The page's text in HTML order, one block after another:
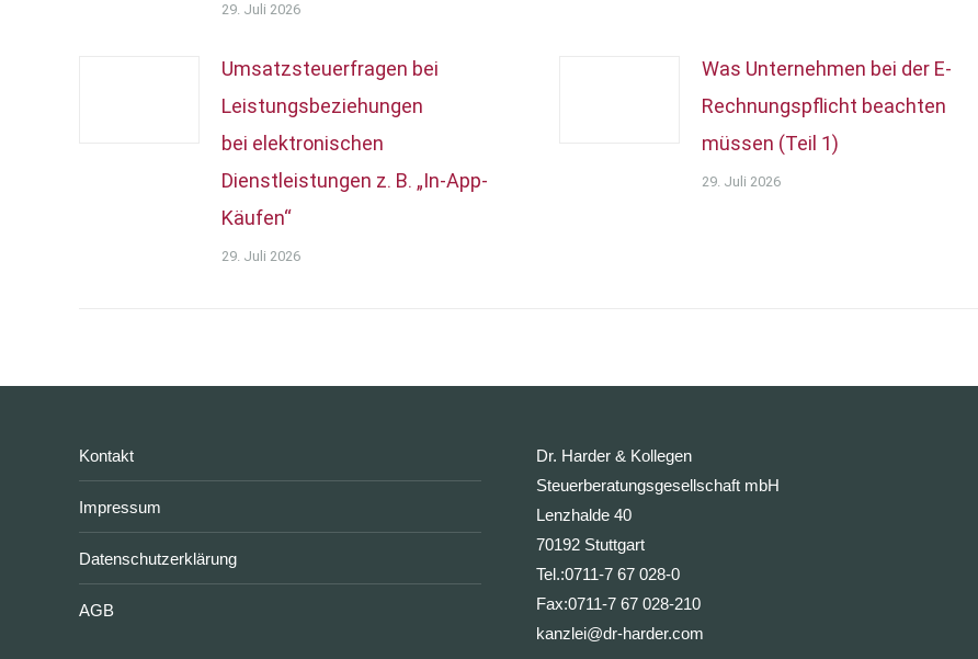
29. Juli 2026
Umsatzsteuerfragen bei
Leistungsbeziehungen
bei elektronischen
Dienstleistungen z. B. „In-App-
Käufen“
29. Juli 2026
Was Unternehmen bei der E-
Rechnungspflicht beachten
müssen (Teil 1)
29. Juli 2026
Kontakt
Impressum
Datenschutzerklärung
AGB
Dr. Harder & Kollegen
Steuerberatungsgesellschaft mbH
Lenzhalde 40
70192 Stuttgart
Tel.:0711-7 67 028-0
Fax:0711-7 67 028-210
kanzlei@dr-harder.com